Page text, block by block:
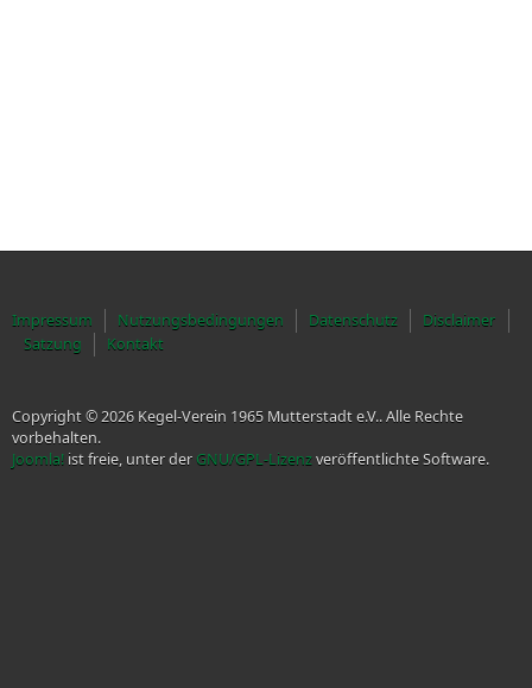
Impressum Nutzungsbedingungen Datenschutz
Disclaimer
Satzung
Kontakt
Copyright © 2026 Kegel-Verein 1965 Mutterstadt e.V.. Alle Rechte
vorbehalten.
Joomla! ist freie, unter der GNU/GPL-Lizenzveröffentlichte Software.